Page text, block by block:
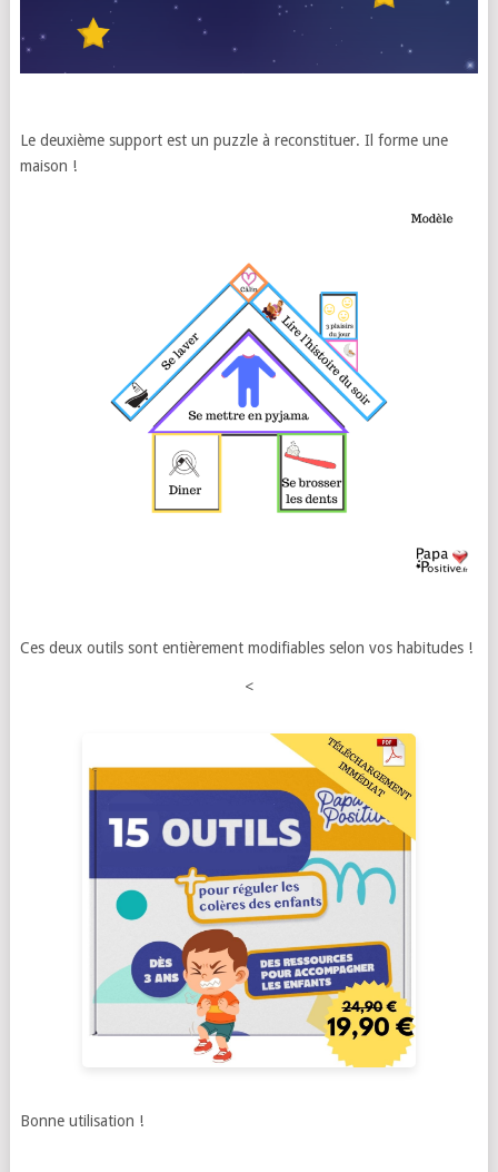
Le deuxième support est un puzzle à reconstituer. Il forme une
maison !
Ces deux outils sont entièrement modifiables selon vos habitudes !
<
Bonne utilisation !